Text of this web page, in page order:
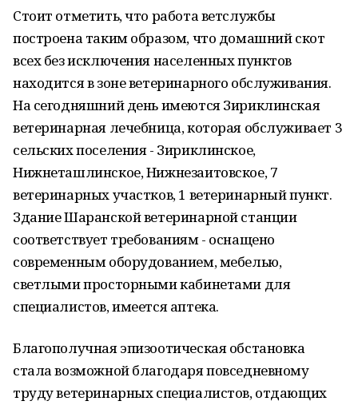
Стоит отметить, что работа ветслужбы
построена таким образом, что домашний скот
всех без исключения населенных пунктов
находится в зоне ветеринарного обслуживания.
На сегодняшний день имеются Зириклинская
ветеринарная лечебница, которая обслуживает 3
сельских поселения - Зириклинское,
Нижнеташлинское, Нижнезаитовское, 7
ветеринарных участков, 1 ветеринарный пункт.
Здание Шаранской ветеринарной станции
соответствует требованиям - оснащено
современным оборудованием, мебелью,
светлыми просторными кабинетами для
специалистов, имеется аптека.
Благополучная эпизоотическая обстановка
стала возможной благодаря повседневному
труду ветеринарных специалистов, отдающих